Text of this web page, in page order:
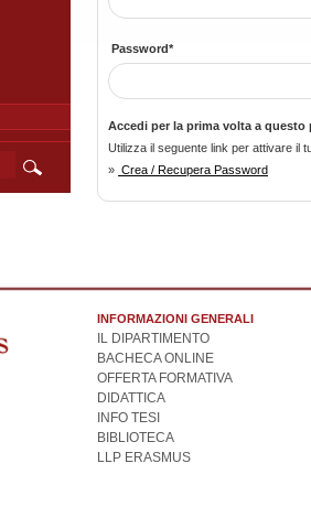
Password*
Accedi per la prima volta a questo
Utilizza il seguente link per attivare il
» Crea / Recupera Password
INFORMAZIONI GENERALI
IL DIPARTIMENTO
BACHECA ONLINE
OFFERTA FORMATIVA
DIDATTICA
INFO TESI
BIBLIOTECA
LLP ERASMUS